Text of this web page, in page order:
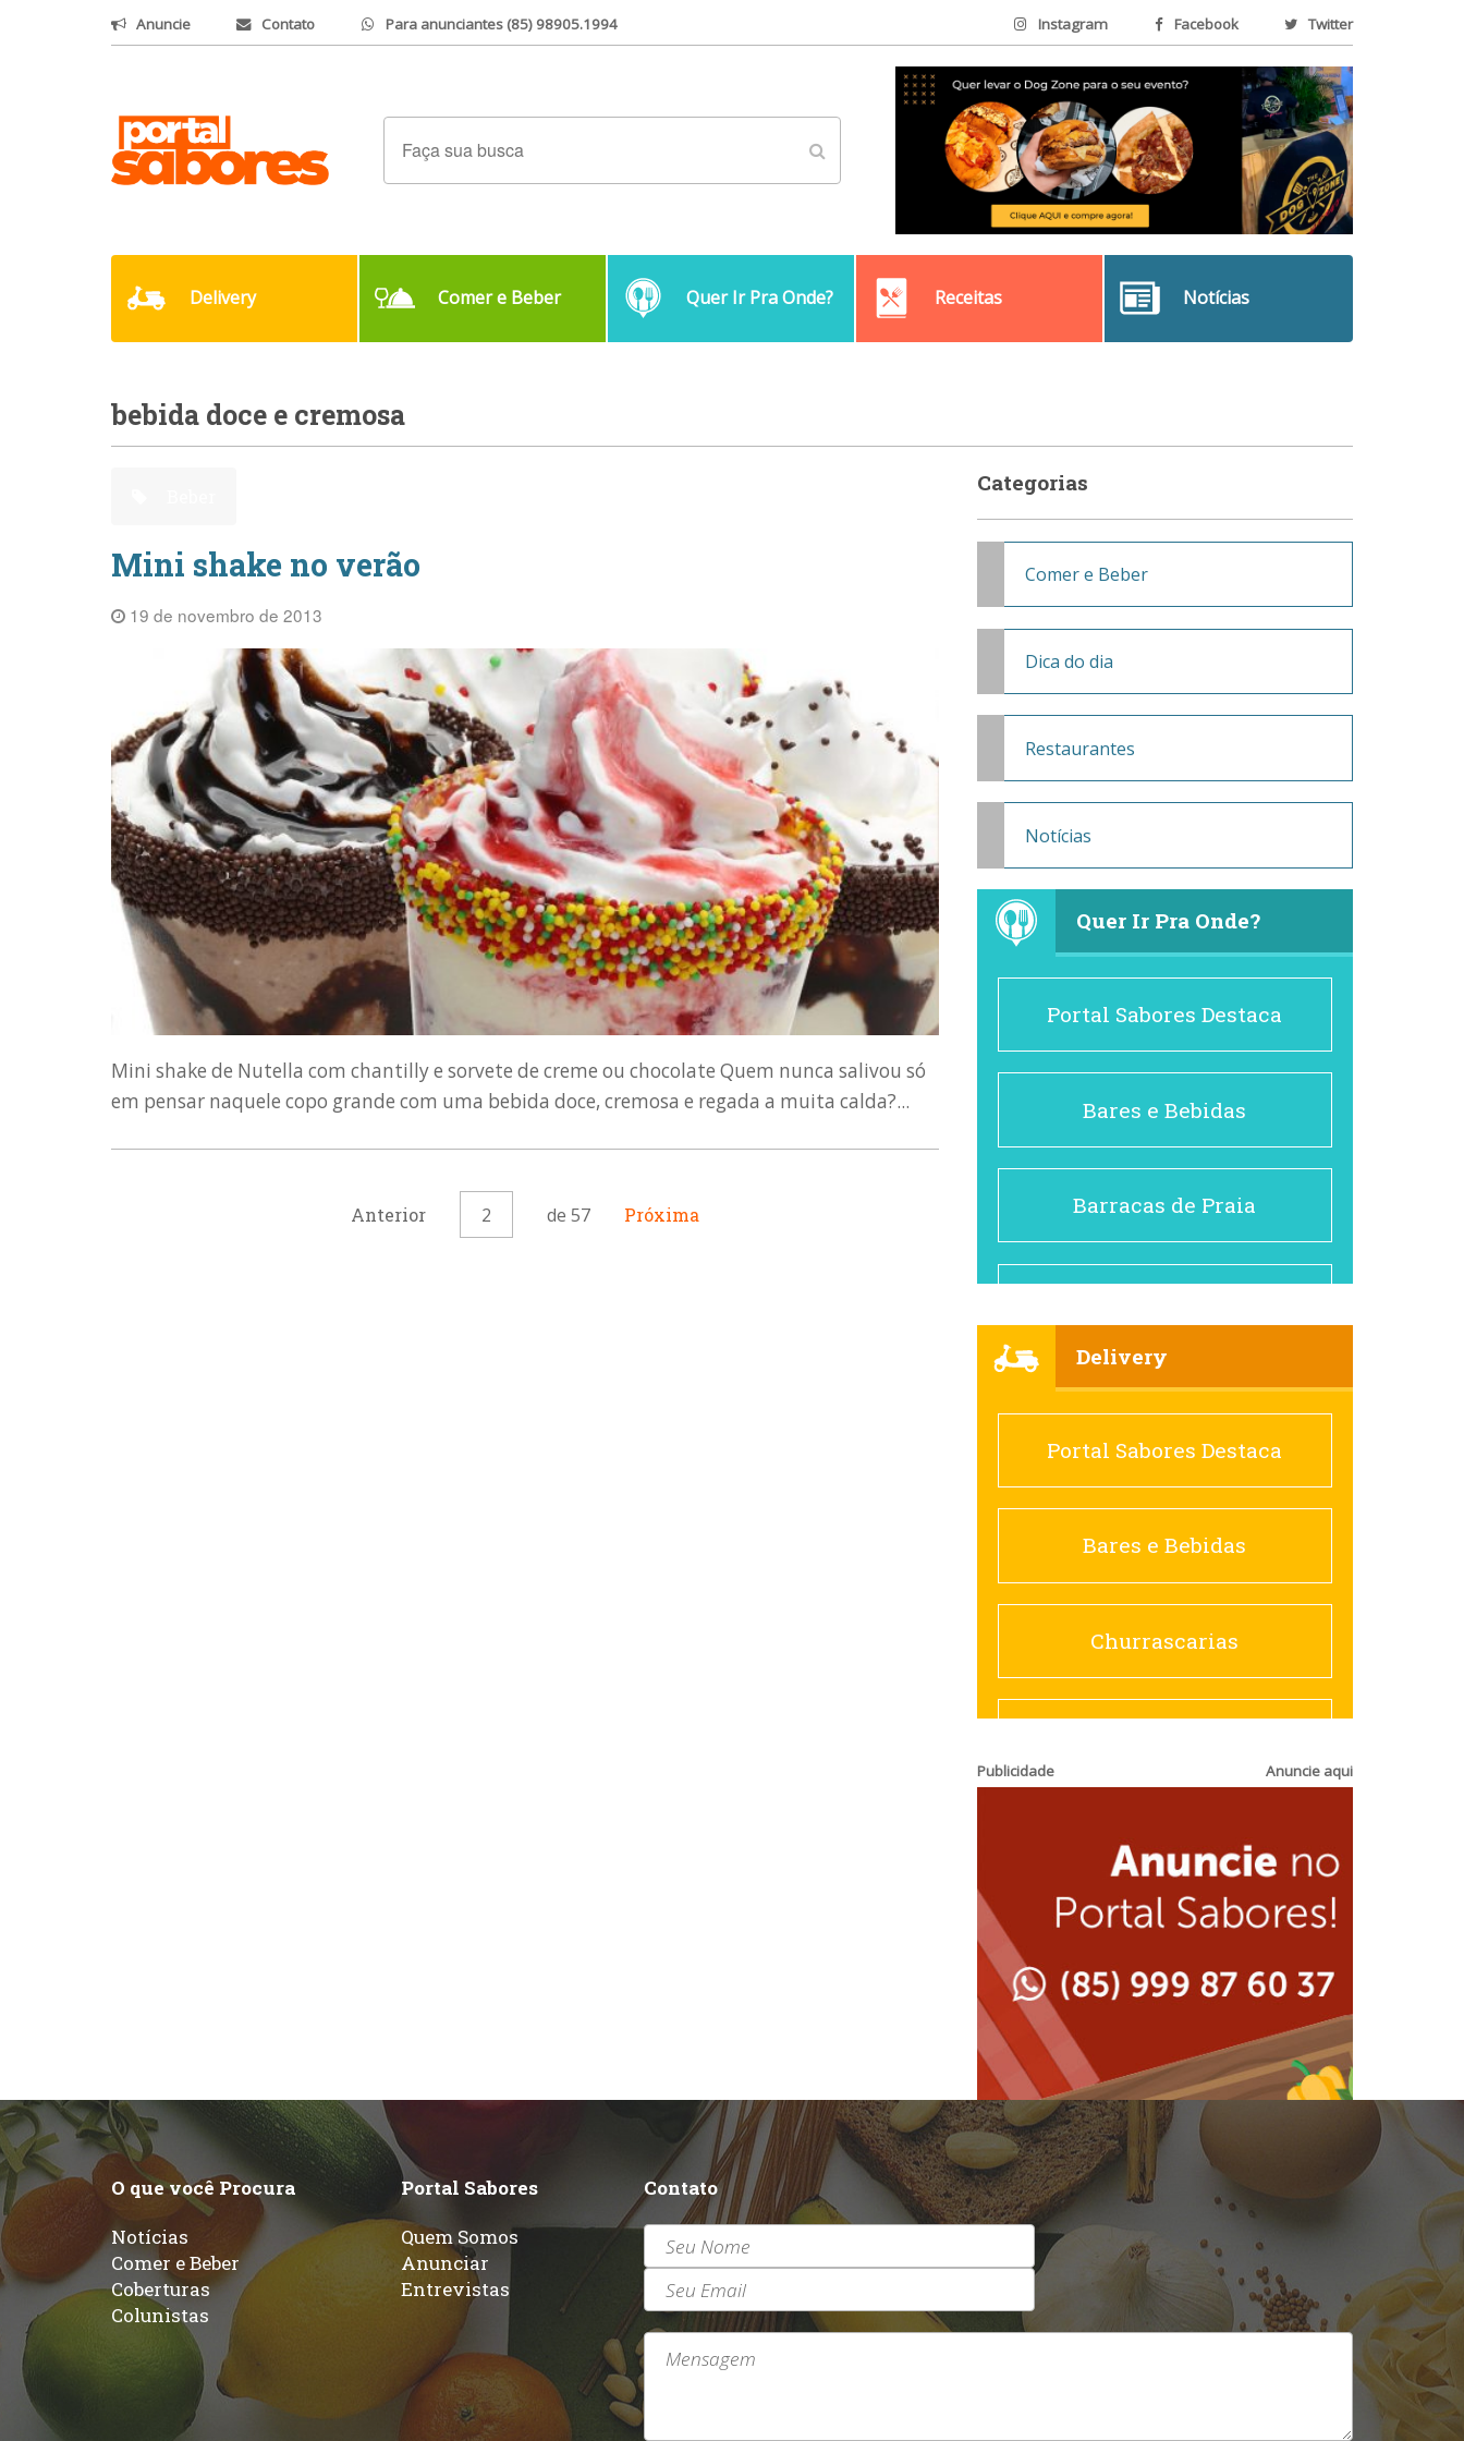
Anuncie Contato Para anunciantes (85) 98905.1994 Instagram Facebook Twitter
Delivery Comer e Beber Quer Ir Pra Onde? Receitas Notícias
bebida doce e cremosa
Mini shake no verão
19 de novembro de 2013
Mini shake de Nutella com chantilly e sorvete de creme ou chocolate Quem nunca salivou só
em pensar naquele copo grande com uma bebida doce, cremosa e regada a muita calda?...
Anterior 2 de 57 Próxima
Categorias
Comer e Beber
Dica do dia
Restaurantes
Notícias
Quer Ir Pra Onde?
Portal Sabores Destaca
Bares e Bebidas
Barracas de Praia
Cafés
Churrascarias
Comida saudável
Contemporânea
Espanhola
Francesa
Hamburguerias e
Sanduicherias
Internacional
Japonesa e Oriental
Delivery
Portal Sabores Destaca
Bares e Bebidas
Churrascarias
Sanduicherias
Lanchonetes
Massas
Padarias e Confeitarias
Peixes e Frutos do Mar
Pizzarias
Publicidade Anuncie aqui
O que você Procura
Notícias
Comer e Beber
Coberturas
Colunistas
Portal Sabores
Quem Somos
Anunciar
Entrevistas
Contato